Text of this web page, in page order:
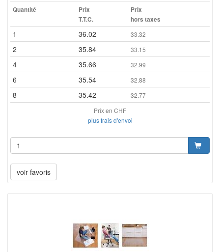
Quantité
Prix
T.T.C.
Prix
hors taxes
1 36.02 33.32
2 35.84 33.15
4 35.66 32.99
6 35.54 32.88
8 35.42
32.77
Prix en CHF
plus frais d'envoi
voir favoris